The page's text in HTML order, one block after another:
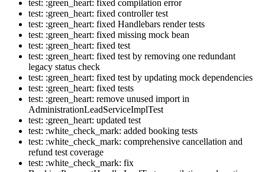
test: :green_heart: fixed compilation error
test: :green_heart: fixed controller test
test: :green_heart: fixed Handlebars render tests
test: :green_heart: fixed missing mock bean
test: :green_heart: fixed test
test: :green_heart: fixed test by removing one redundant
legacy status check
test: :green_heart: fixed test by updating mock dependencies
test: :green_heart: fixed tests
test: :green_heart: remove unused import in
AdministrationLeadServiceImplTest
test: :green_heart: updated test
test: :white_check_mark: added booking tests
test: :white_check_mark: comprehensive cancellation and
refund test coverage
test: :white_check_mark: fix